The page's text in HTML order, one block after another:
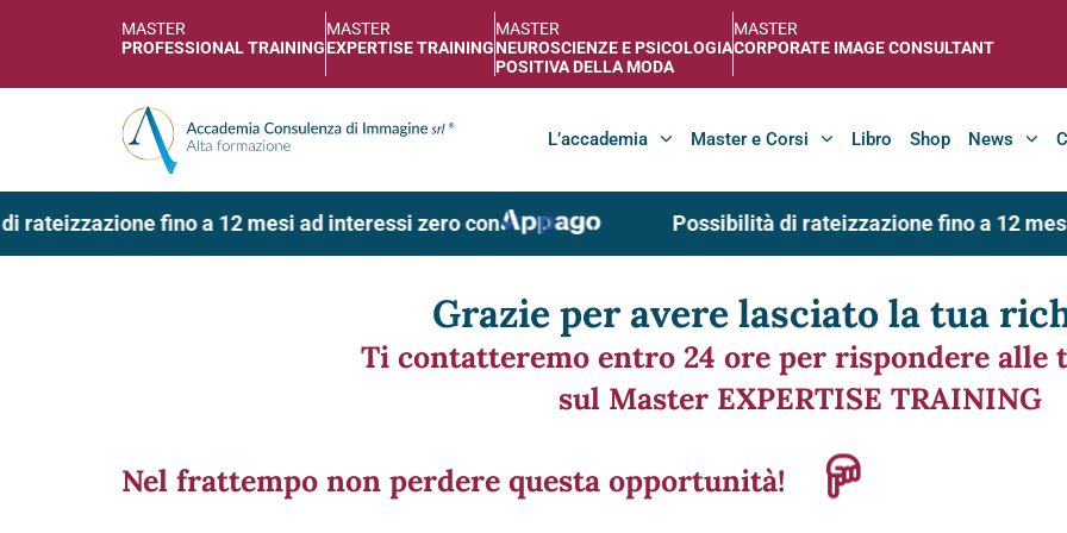
MASTER
PROFESSIONAL TRAINING
MASTER
EXPERTISE TRAINING
MASTER
NEUROSCIENZE E PSICOLOGIA
POSITIVA DELLA MODA
MASTER
CORPORATE IMAGE CONSULTANT
L’accademia Master e Corsi Libro Shop News
rateizzazione fino a 12 mesi ad interessi zero con Possibilità di rateizzazione fino a 12
Grazie per avere lasciato la tua
Ti contatteremo entro 24 ore per rispondere alle
sul Master EXPERTISE TRAINING
Nel frattempo non perdere questa opportunità!